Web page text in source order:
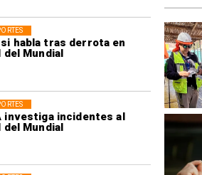
habla tras derrota en
del Mundial
investiga incidentes al
del Mundial